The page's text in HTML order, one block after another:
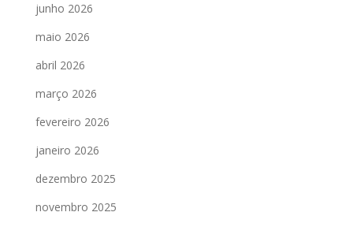
junho 2026
maio 2026
abril 2026
março 2026
fevereiro 2026
janeiro 2026
dezembro 2025
novembro 2025